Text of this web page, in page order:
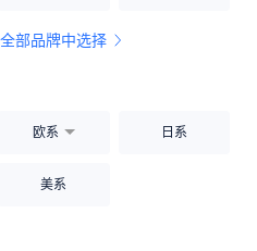
部品牌中选择
欧系 日系
美系